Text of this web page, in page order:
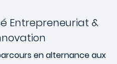
Entrepreneuriat &
en alternance aux